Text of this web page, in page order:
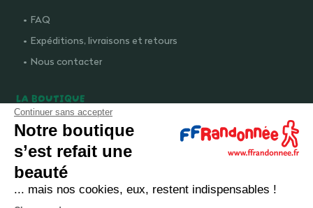
FAQ
Expéditions, livraisons et retours
Nous contacter
LA BOUTIQUE
Qui sommes-nous ?
Comment devenir adhérent ?
Mentions légales
CGV et politique de confidentialité
Continuer sans accepter
Notre boutique
s’est refait une
beauté
... mais nos cookies, eux, restent indispensables !